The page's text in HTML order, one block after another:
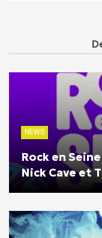
NEWS
Rock en
Nick Cave et